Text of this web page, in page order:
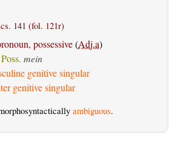
141 (fol. 121r)
possessive(Adj.a)
Poss. mein
genitive singular
genitive singular
ambiguous.